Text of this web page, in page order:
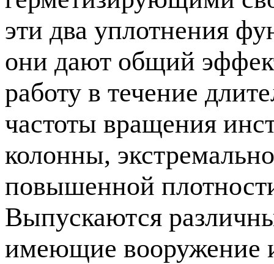
эти два уплотнения
они дают общий
работу в течение
частоты вращения
колонны,
повышенной
Выпускаются
имеющие вооружение